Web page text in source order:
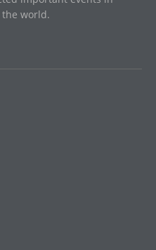
world.